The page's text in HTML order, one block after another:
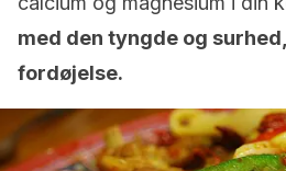
med den tyngde og
fordøjelse.